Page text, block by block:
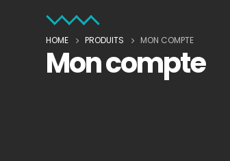
HOME PRODUITS MON COMPTE
Mon compte